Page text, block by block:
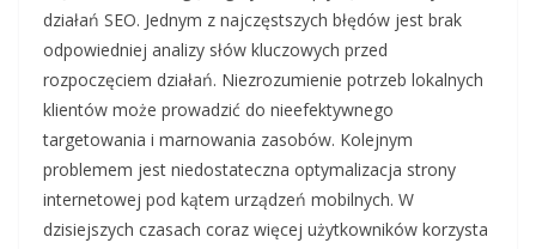
działań SEO. Jednym z najczęstszych błędów jest brak
odpowiedniej analizy słów kluczowych przed
rozpoczęciem działań. Niezrozumienie potrzeb lokalnych
klientów może prowadzić do nieefektywnego
targetowania i marnowania zasobów. Kolejnym
problemem jest niedostateczna optymalizacja strony
internetowej pod kątem urządzeń mobilnych. W
dzisiejszych czasach coraz więcej użytkowników korzysta